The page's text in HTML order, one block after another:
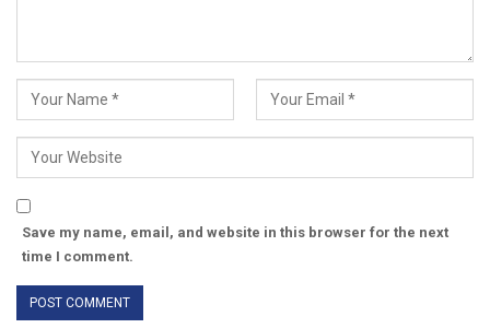
Save my name, email, and website in this browser for the next
time I comment.